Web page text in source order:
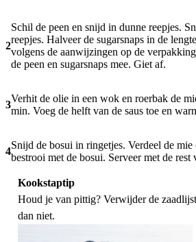
2
Schil de peen en snijd in dunne reepjes.
reepjes. Halveer de sugarsnaps in de
volgens de aanwijzingen op de
de peen en sugarsnaps mee. Giet af.
3
Verhit de olie in een wok en roerbak de
min. Voeg de helft van de saus toe en
4
Snijd de bosui in ringetjes. Verdeel de
bestrooi met de bosui. Serveer met de rest
Kookstaptip
Houd je van pittig? Verwijder de
dan niet.